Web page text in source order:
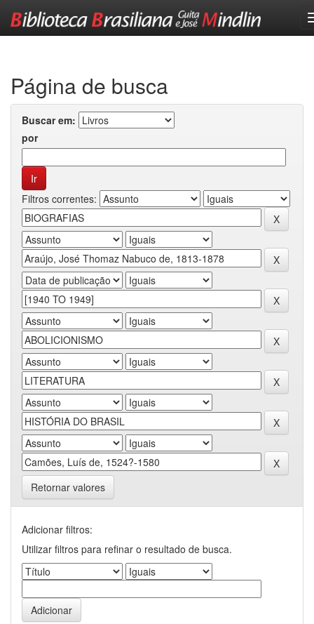
Página de busca
Buscar em:
por
Filtros correntes:
Retornar valores
Adicionar filtros:
Utilizar filtros para refinar o resultado de busca.